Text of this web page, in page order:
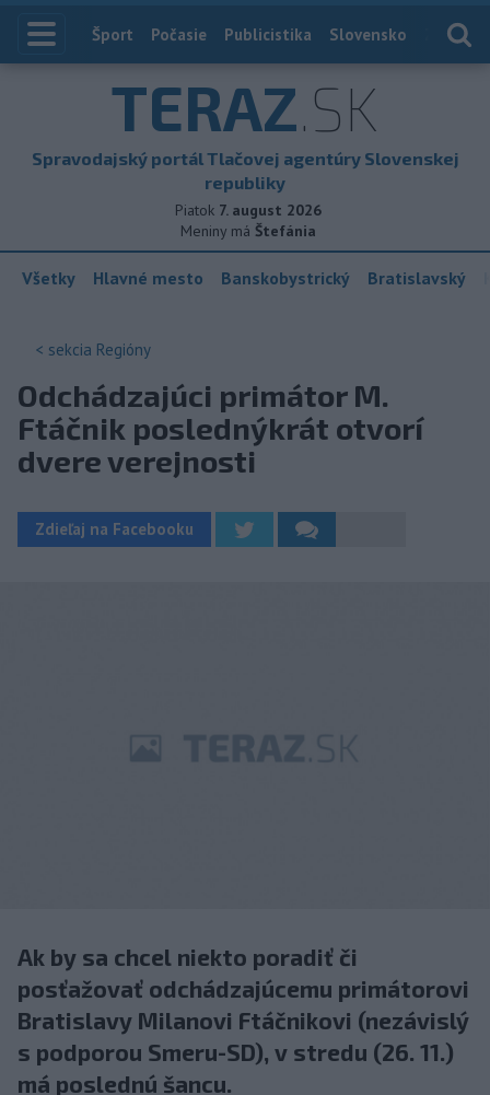
Index
Šport Počasie Publicistika Slovensko
TERAZ.SK
Spravodajský portál Tlačovej agentúry Slovenskej
republiky
Piatok 7. august 2026
Meniny má Štefánia
Všetky Hlavné mesto Banskobystrický Bratislavský
< sekcia Regióny
Odchádzajúci primátor M.
Ftáčnik poslednýkrát otvorí
dvere verejnosti
Zdieľaj na Facebooku
Ak by sa chcel niekto poradiť či
posťažovať odchádzajúcemu primátorovi
Bratislavy Milanovi Ftáčnikovi (nezávislý
s podporou Smeru-SD), v stredu (26. 11.)
má poslednú šancu.